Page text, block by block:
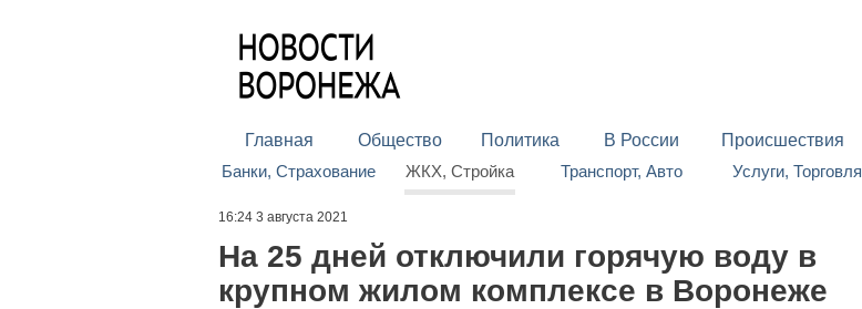
Главная Общество Политика В России Происшествия
Банки, Страхование
ЖКХ, Стройка Транспорт, Авто Услуги, Торговля
16:24 3 августа 2021
На 25 дней отключили горячую воду в
крупном жилом комплексе в Воронеже